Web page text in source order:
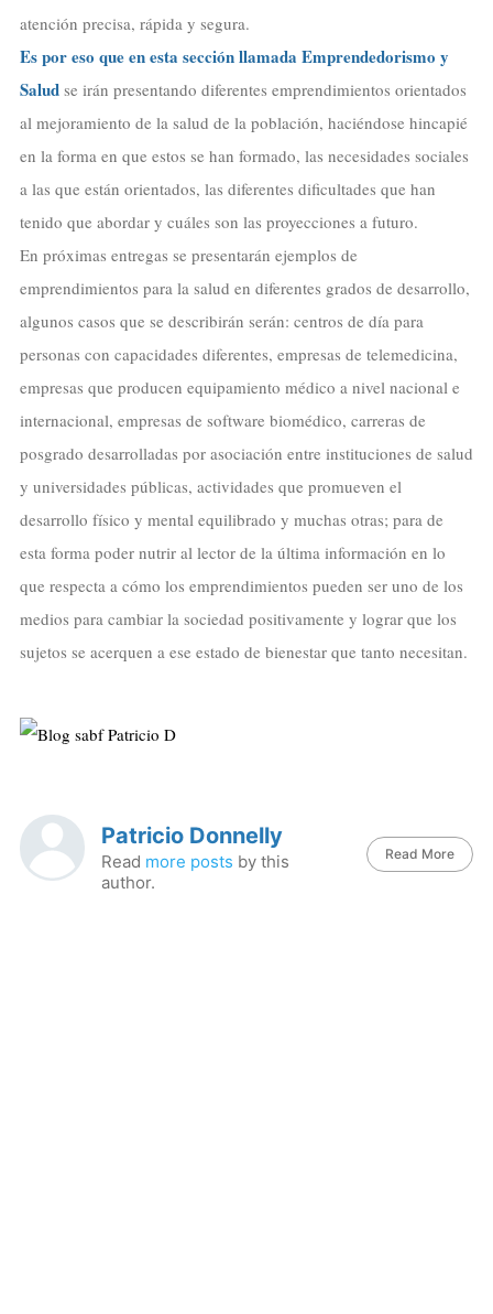
atención precisa, rápida y segura.
Es por eso que en esta sección llamada Emprendedorismo y
Saludse irán presentando diferentes emprendimientos orientados
al mejoramiento de la salud de la población, haciéndose hincapié
en la forma en que estos se han formado, las necesidades sociales
a las que están orientados, las diferentes dificultades que han
tenido que abordar y cuáles son las proyecciones a futuro.
En próximas entregas se presentarán ejemplos de
emprendimientos para la salud en diferentes grados de desarrollo,
algunos casos que se describirán serán: centros de día para
personas con capacidades diferentes, empresas de telemedicina,
empresas que producen equipamiento médico a nivel nacional e
internacional, empresas de software biomédico, carreras de
posgrado desarrolladas por asociación entre instituciones de salud
y universidades públicas, actividades que promueven el
desarrollo físico y mental equilibrado y muchas otras; para de
esta forma poder nutrir al lector de la última información en lo
que respecta a cómo los emprendimientos pueden ser uno de los
medios para cambiar la sociedad positivamente y lograr que los
sujetos se acerquen a ese estado de bienestar que tanto necesitan.
Patricio Donnelly
Read more posts by this
author.
Read More